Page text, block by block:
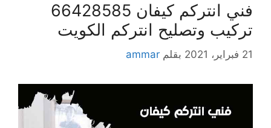
فني انتركم كيفان 66428585
تركيب وتصليح انتركم الكويت
21 فبراير، 2021 بقلم ammar